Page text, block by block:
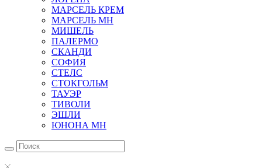
МАРСЕЛЬ КРЕМ
МАРСЕЛЬ МН
МИШЕЛЬ
ПАЛЕРМО
СКАНДИ
СОФИЯ
СТЕЛС
СТОКГОЛЬМ
ТАУЭР
ТИВОЛИ
ЭШЛИ
ЮНОНА МН